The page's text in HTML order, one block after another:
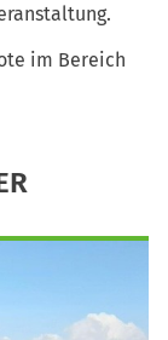
im Bereich